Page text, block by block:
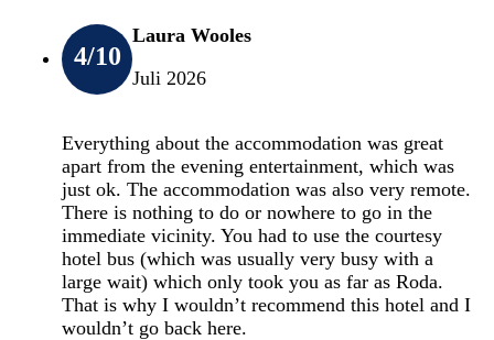
4/10
Laura Wooles
Juli 2026
Everything about the accommodation was great
apart from the evening entertainment, which was
just ok. The accommodation was also very remote.
There is nothing to do or nowhere to go in the
immediate vicinity. You had to use the courtesy
hotel bus (which was usually very busy with a
large wait) which only took you as far as Roda.
That is why I wouldn’t recommend this hotel and I
wouldn’t go back here.